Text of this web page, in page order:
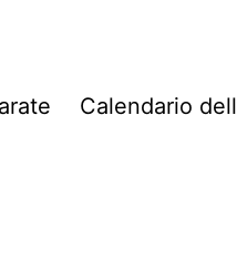
Calendario